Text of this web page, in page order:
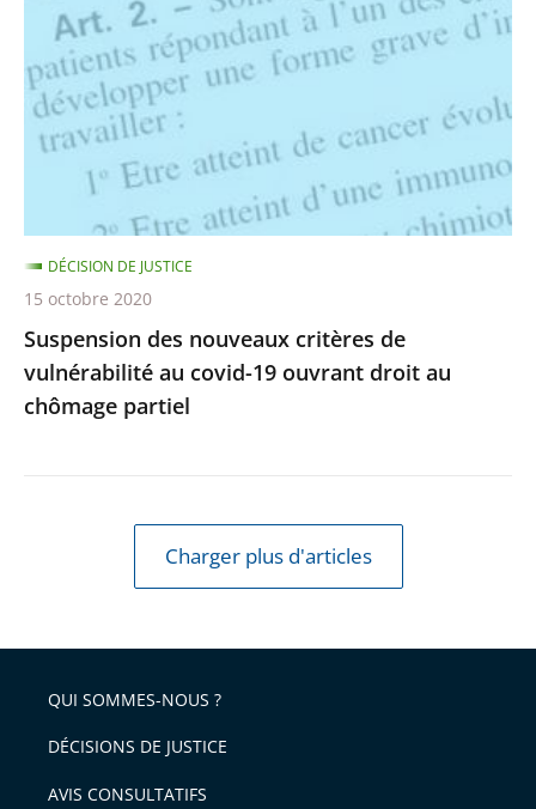
nouveaux
critères
de
vulnérabilité
au
ouvrant
droit
au
chômage
partiel
Suspension des nouveaux critères de
vulnérabilité au covid-19 ouvrant droit au
chômage partiel
DÉCISION DE JUSTICE
15 octobre 2020
Charger plus d'articles
QUI SOMMES-NOUS ?
DÉCISIONS DE JUSTICE
AVIS CONSULTATIFS